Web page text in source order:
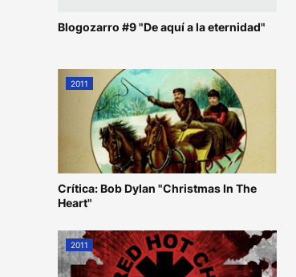
Blogozarro #9 "De aquí a la eternidad"
2011
Crítica: Bob Dylan "Christmas In The
Heart"
2011